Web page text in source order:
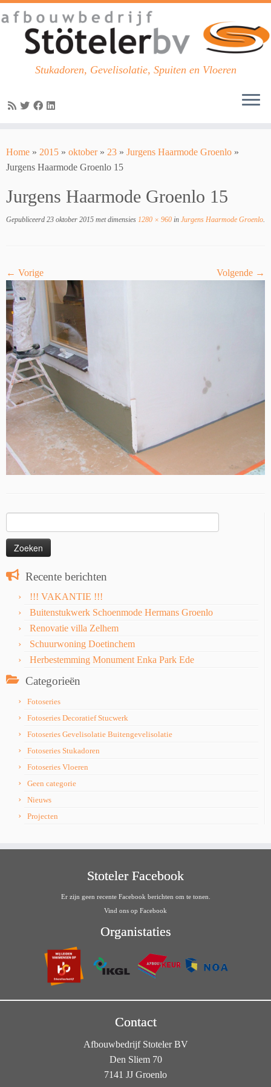
to
content
Stukadoren, Gevelisolatie, Spuiten en Vloeren
Home » 2015 » oktober » 23 » Jurgens Haarmode Groenlo »
Jurgens Haarmode Groenlo 15
Jurgens Haarmode Groenlo 15
Gepubliceerd 23 oktober 2015 met dimensies 1280 × 960 in Jurgens Haarmode Groenlo
← Vorige Volgende →
naar:
Recente berichten
!!! VAKANTIE !!!
Buitenstukwerk Schoenmode Hermans Groenlo
Renovatie villa Zelhem
Schuurwoning Doetinchem
Herbestemming Monument Enka Park Ede
Categorieën
Fotoseries
Fotoseries Decoratief Stucwerk
Fotoseries Gevelisolatie Buitengevelisolatie
Fotoseries Stukadoren
Fotoseries Vloeren
Geen categorie
Nieuws
Projecten
Stoteler Facebook
Er zijn geen recente Facebook berichten om te tonen.
Vind ons op Facebook
Organistaties
Contact
Afbouwbedrijf Stoteler BV
Den Sliem 70
7141 JJ Groenlo